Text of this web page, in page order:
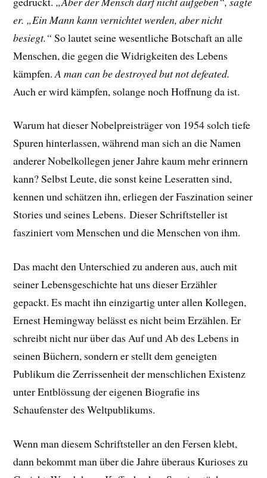
er. „Ein Mann kann vernichtet werden, aber nicht
besiegt.“So lautet seine wesentliche Botschaft an alle
Menschen, die gegen die Widrigkeiten des Lebens
kämpfen. A man can be destroyed but not defeated.
Auch er wird kämpfen, solange noch Hoffnung da ist.
Warum hat dieser Nobelpreisträger von 1954 solch tiefe
Spuren hinterlassen, während man sich an die Namen
anderer Nobelkollegen jener Jahre kaum mehr erinnern
kann? Selbst Leute, die sonst keine Leseratten sind,
kennen und schätzen ihn, erliegen der Faszination seiner
Stories und seines Lebens. Dieser Schriftsteller ist
fasziniert vom Menschen und die Menschen von ihm.
Das macht den Unterschied zu anderen aus, auch mit
seiner Lebensgeschichte hat uns dieser Erzähler
gepackt. Es macht ihn einzigartig unter allen Kollegen,
Ernest Hemingway belässt es nicht beim Erzählen. Er
schreibt nicht nur über das Auf und Ab des Lebens in
seinen Büchern, sondern er stellt dem geneigten
Publikum die Zerrissenheit der menschlichen Existenz
unter Entblössung der eigenen Biografie ins
Schaufenster des Weltpublikums.
Wenn man diesem Schriftsteller an den Fersen klebt,
dann bekommt man über die Jahre überaus Kurioses zu